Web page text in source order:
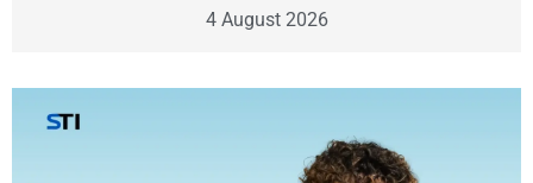
4 August 2026